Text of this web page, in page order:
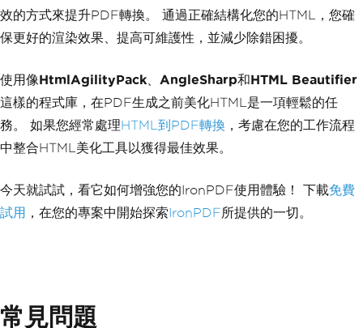
效的方式來提升PDF轉換。 通過正確結構化您的HTML，您確
保更好的渲染效果、提高可維護性，並減少除錯困擾。
使用像HtmlAgilityPack AngleSharp和HTML Beautifier
這樣的程式庫，在PDF生成之前美化HTML是一項輕鬆的任
務。 如果您經常處理HTML到PDF轉換 ，考慮在您的工作流程
中整合HTML美化工具以獲得最佳效果。
今天就試試，看它如何增強您的IronPDF使用體驗！ 下載免費
試用 ，在您的專案中開始探索IronPDF所提供的一切。
常見問題